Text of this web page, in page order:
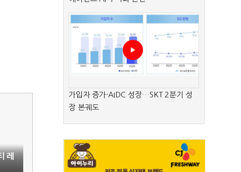
레
가입자 증가·AIDC 성장…SKT 2분기 성
장 본궤도